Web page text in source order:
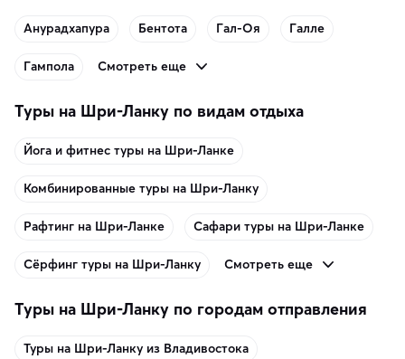
Анурадхапура Бентота Гал-Оя Галле
Гампола Смотреть еще
Туры на Шри-Ланку по видам отдыха
Йога и фитнес туры на Шри-Ланке
Комбинированные туры на Шри-Ланку
Рафтинг на Шри-Ланке Сафари туры на Шри-Ланке
Сёрфинг туры на Шри-Ланку Смотреть еще
Туры на Шри-Ланку по городам отправления
Туры на Шри-Ланку из Владивостока